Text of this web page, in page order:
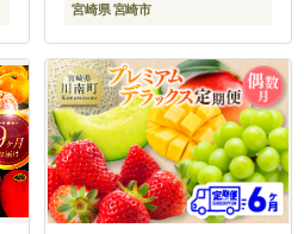
ーツ お取り寄せ ギフト
宮崎県 宮崎市